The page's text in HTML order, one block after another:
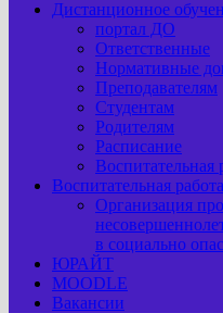
Дистанционное
портал ДО
Ответственные
Нормативные
Преподавателям
Студентам
Родителям
Расписание
Воспитательная
Воспитательная работа
Организация
в социально
ЮРАЙТ
MOODLE
Вакансии